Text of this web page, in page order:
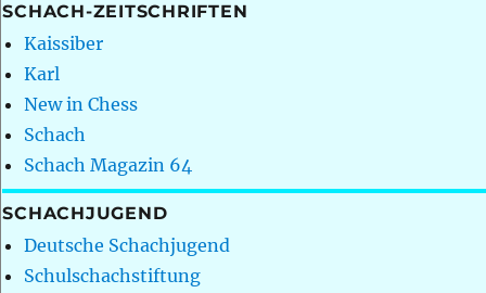
SCHACH-ZEITSCHRIFTEN
Kaissiber
Karl
New in Chess
Schach
Schach Magazin 64
SCHACHJUGEND
Deutsche Schachjugend
Schulschachstiftung